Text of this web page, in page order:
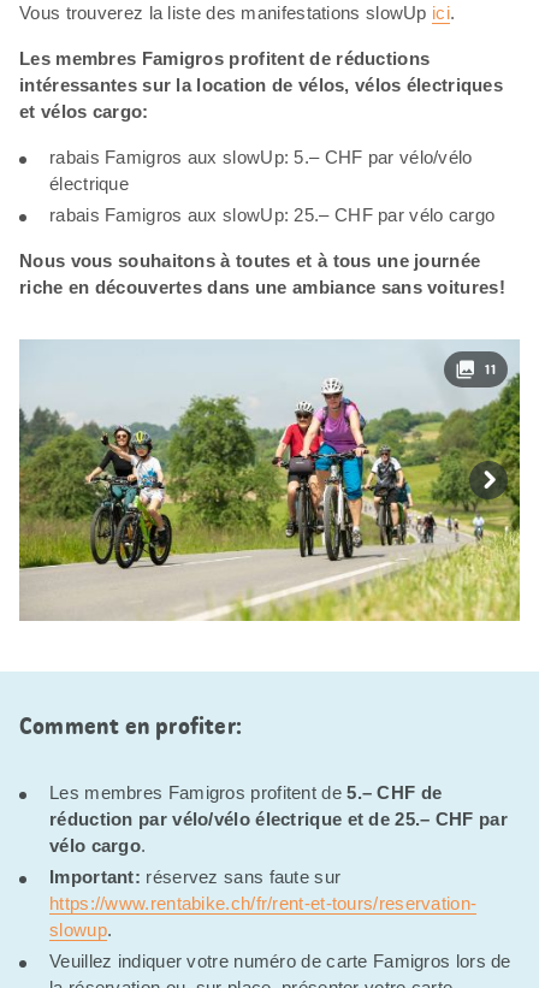
Vous trouverez la liste des manifestations slowUp ici.
Les membres Famigros profitent de réductions
intéressantes sur la location de vélos, vélos électriques
et vélos cargo:
rabais Famigros aux slowUp: 5.– CHF par vélo/vélo
électrique
rabais Famigros aux slowUp: 25.– CHF par vélo cargo
Nous vous souhaitons à toutes et à tous une journée
riche en découvertes dans une ambiance sans voitures!
11
Comment en profiter:
Les membres Famigros profitent de5.– CHF de
réduction par vélo/vélo électrique et de 25.– CHF par
vélo cargo.
Important: réservez sans faute sur
https://www.rentabike.ch/fr/rent-et-tours/reservation-
slowup.
Veuillez indiquer votre numéro de carte Famigros lors de